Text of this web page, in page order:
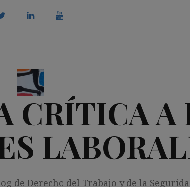
CRÍTICA A
de Derecho del Trabajo y de la